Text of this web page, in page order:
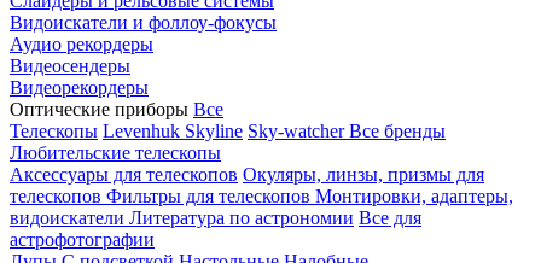
Видоискатели и фоллоу-фокусы
Аудио рекордеры
Видеосендеры
Видеорекордеры
Оптические приборы Все
Телескопы Levenhuk Skyline Sky-watcherВсе бренды
Любительские телескопы
Аксессуары для телескопов Окуляры, линзы, призмы для
телескопов Фильтры для телескопов Монтировки, адаптеры,
видоискатели Литература по астрономии Все для
астрофотографии